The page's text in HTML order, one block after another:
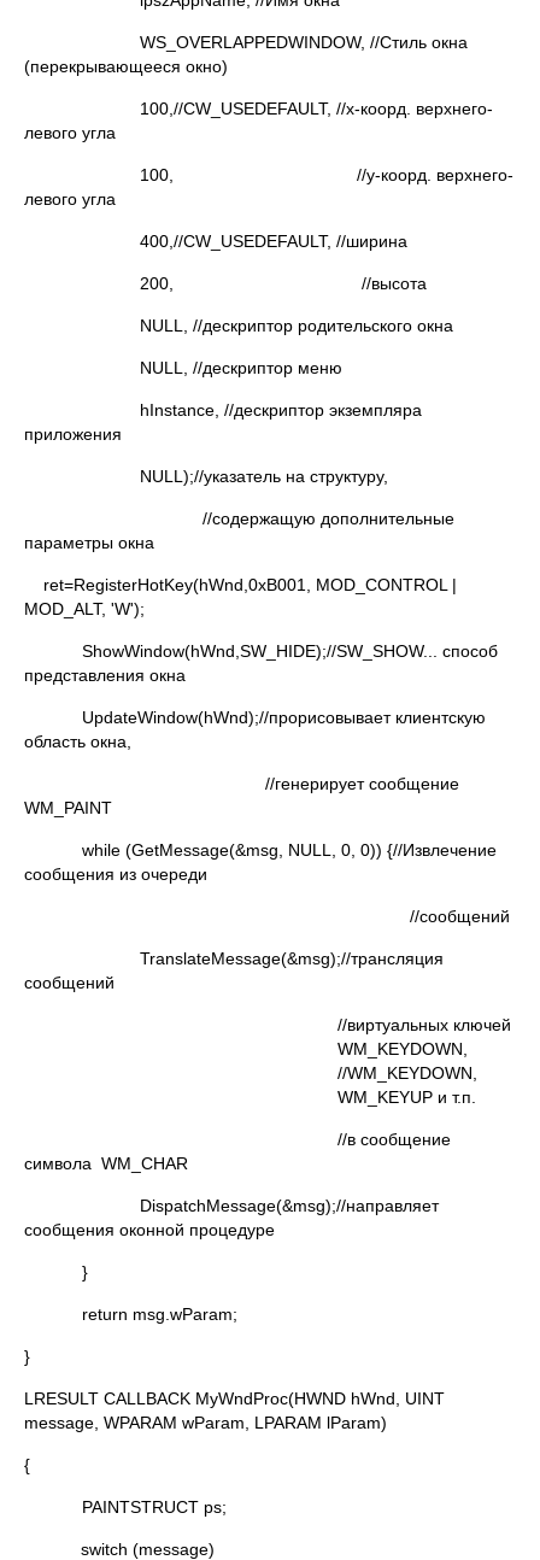
WS_OVERLAPPEDWINDOW, //Стиль окна
(перекрывающееся окно)
100,//CW_USEDEFAULT, //x-коорд. верхнего-
левого угла
100, //y-коорд. верхнего-
левого угла
400,//CW_USEDEFAULT, //ширина
200, //высота
NULL, //дескриптор родительского окна
NULL, //дескриптор меню
hInstance, //дескриптор экземпляра
приложения
NULL);//указатель на структуру,
//содержащую дополнительные
параметры окна
ret=RegisterHotKey(hWnd,0xB001, MOD_CONTROL |
MOD_ALT, 'W');
ShowWindow(hWnd,SW_HIDE);//SW_SHOW... способ
представления окна
UpdateWindow(hWnd);//прорисовывает клиентскую
область окна,
//генерирует сообщение
WM_PAINT
while (GetMessage(&msg, NULL, 0, 0)) {//Извлечение
сообщения из очереди
//сообщений
TranslateMessage(&msg);//трансляция
сообщений
//виртуальных ключей
WM_KEYDOWN,
//WM_KEYDOWN,
WM_KEYUP и т.п.
//в сообщение
символа WM_CHAR
DispatchMessage(&msg);//направляет
сообщения оконной процедуре
}
return msg.wParam;
}
LRESULT CALLBACK MyWndProc(HWND hWnd, UINT
message, WPARAM wParam, LPARAM lParam)
{
PAINTSTRUCT ps;
switch (message)